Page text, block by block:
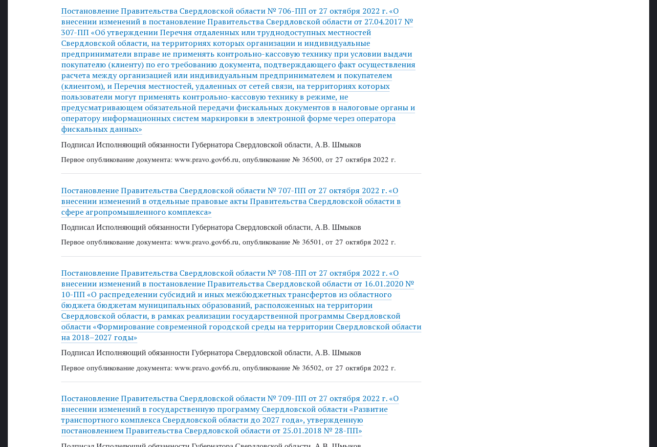
Постановление Правительства Свердловской области № 706-ПП от 27 октября 2022 г. «О
внесении изменений в постановление Правительства Свердловской области от 27.04.2017 №
307-ПП «Об утверждении Перечня отдаленных или труднодоступных местностей
Свердловской области, на территориях которых организации и индивидуальные
предприниматели вправе не применять контрольно-кассовую технику при условии выдачи
покупателю (клиенту) по его требованию документа, подтверждающего факт осуществления
расчета между организацией или индивидуальным предпринимателем и покупателем
(клиентом), и Перечня местностей, удаленных от сетей связи, на территориях которых
пользователи могут применять контрольно-кассовую технику в режиме, не
предусматривающем обязательной передачи фискальных документов в налоговые органы и
оператору информационных систем маркировки в электронной форме через оператора
фискальных данных»
Подписал Исполняющий обязанности Губернатора Свердловской области, А.В. Шмыков
Первое опубликование документа: www.pravo.gov66.ru, опубликование № 36500, от 27 октября 2022 г.
Постановление Правительства Свердловской области № 707-ПП от 27 октября 2022 г. «О
внесении изменений в отдельные правовые акты Правительства Свердловской области в
сфере агропромышленного комплекса»
Подписал Исполняющий обязанности Губернатора Свердловской области, А.В. Шмыков
Первое опубликование документа: www.pravo.gov66.ru, опубликование № 36501, от 27 октября 2022 г.
Постановление Правительства Свердловской области № 708-ПП от 27 октября 2022 г. «О
внесении изменений в постановление Правительства Свердловской области от 16.01.2020 №
10-ПП «О распределении субсидий и иных межбюджетных трансфертов из областного
бюджета бюджетам муниципальных образований, расположенных на территории
Свердловской области, в рамках реализации государственной программы Свердловской
области «Формирование современной городской среды на территории Свердловской области
на 2018–2027 годы»
Подписал Исполняющий обязанности Губернатора Свердловской области, А.В. Шмыков
Первое опубликование документа: www.pravo.gov66.ru, опубликование № 36502, от 27 октября 2022 г.
Постановление Правительства Свердловской области № 709-ПП от 27 октября 2022 г. «О
внесении изменений в государственную программу Свердловской области «Развитие
транспортного комплекса Свердловской области до 2027 года», утвержденную
постановлением Правительства Свердловской области от 25.01.2018 № 28-ПП»